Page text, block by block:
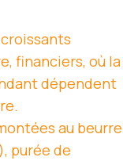
financiers, où la
dépendent
au beurre
purée de